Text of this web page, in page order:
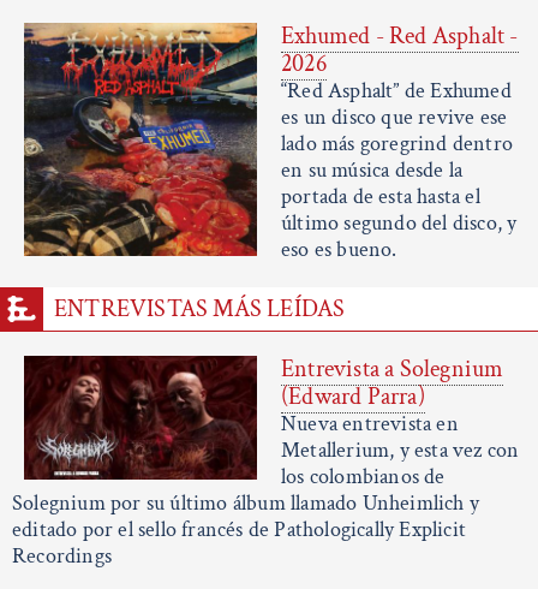
Exhumed - Red Asphalt -
2026
“Red Asphalt” de Exhumed
es un disco que revive ese
lado más goregrind dentro
en su música desde la
portada de esta hasta el
último segundo del disco, y
eso es bueno.
ENTREVISTAS MÁS LEÍDAS
Entrevista a Solegnium
(Edward Parra)
Nueva entrevista en
Metallerium, y esta vez con
los colombianos de
Solegnium por su último álbum llamado Unheimlich y
editado por el sello francés de Pathologically Explicit
Recordings